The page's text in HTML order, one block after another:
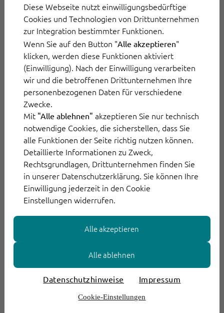
Diese Webseite nutzt einwilligungsbedürftige
Cookies und Technologien von Drittunternehmen
zur Integration bestimmter Funktionen.
Wenn Sie auf den Button "Alle akzeptieren"
klicken, werden diese Funktionen aktiviert
(Einwilligung). Nach der Einwilligung verarbeiten
wir und die betroffenen Drittunternehmen Ihre
personenbezogenen Daten für verschiedene
Zwecke.
Mit "Alle ablehnen" akzeptieren Sie nur technisch
notwendige Cookies, die sicherstellen, dass Sie
alle Funktionen der Seite richtig nutzen können.
Detaillierte Informationen zu Zweck,
Rechtsgrundlagen, Drittunternehmen finden Sie
in unserer Datenschutzerklärung. Sie können Ihre
Einwilligung jederzeit in den Cookie
Einstellungen widerrufen.
Datenschutzhinweise Impressum
Cookie-Einstellungen
Alle ablehnen
Alle akzeptieren
ineinandergreifen. So gehen Sie dabei vor:
Ziele definieren
Überlegen Sie vorab, was Sie mit CCaaS
konkret erreichen wollen. Welche
Kommunikationskanäle sollen integriert
werden? Wie groß muss die Lösung sein, um
mit Ihrem Unternehmen zu wachsen? Und
welches Ticketvolumen möchten Sie künftig
effizienter bearbeiten?
Migrationsstrategie entwickeln
Erstellen Sie einen realistischen Fahrplan für
den Umstieg. Berücksichtigen Sie
Meilensteine, Zeitrahmen, mögliche
Schnittstellen zu bestehenden Tools und
notwendige Sicherheits- sowie Compliance-
Vorgaben – besonders wichtig in regulierten
Branchen.
Prozesse intelligent automatisieren
Nutzen Sie das Potenzial von KI und